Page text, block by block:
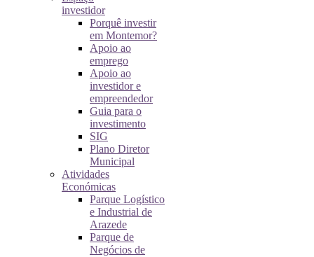
investidor
Porquê investir
em Montemor?
Apoio ao
emprego
Apoio ao
investidor e
empreendedor
Guia para o
investimento
SIG
Plano Diretor
Municipal
Atividades
Económicas
Parque Logístico
e Industrial de
Arazede
Parque de
Negócios de